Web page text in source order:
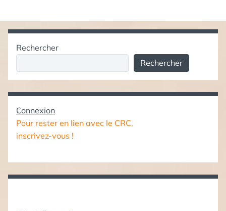
Rechercher
Rechercher
Connexion
Pour rester en lien avec le CRC,
inscrivez-vous !